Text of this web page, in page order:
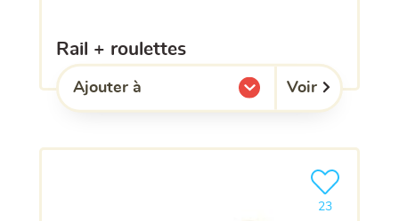
rail + roulettes
Ajouter à
l'une de mes listes. Voir
23
Ajouter le